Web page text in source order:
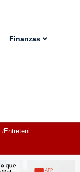
Finanzas
Entretenimiento